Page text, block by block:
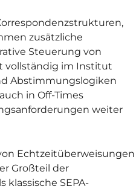
zusätzliche
Steuerung von
vollständig im Institut
Abstimmungslogiken
in Off-Times
weiter
Echtzeitüberweisungen
Großteil der
klassische SEPA-